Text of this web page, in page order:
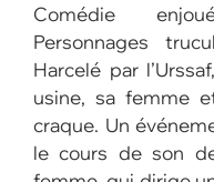
Comédie
Personnages
Harcelé par
usine, sa femme
craque. Un
le cours de son